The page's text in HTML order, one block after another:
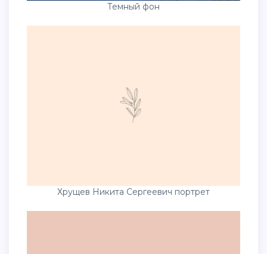
Темный фон
Хрущев Никита Сергеевич портрет